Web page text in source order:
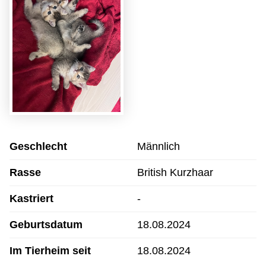
Geschlecht Männlich
Rasse British Kurzhaar
Kastriert -
Geburtsdatum 18.08.2024
Im Tierheim seit 18.08.2024